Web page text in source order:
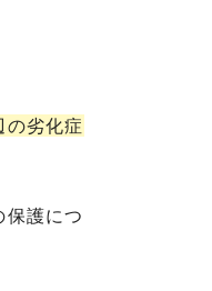
劣化症
護につ